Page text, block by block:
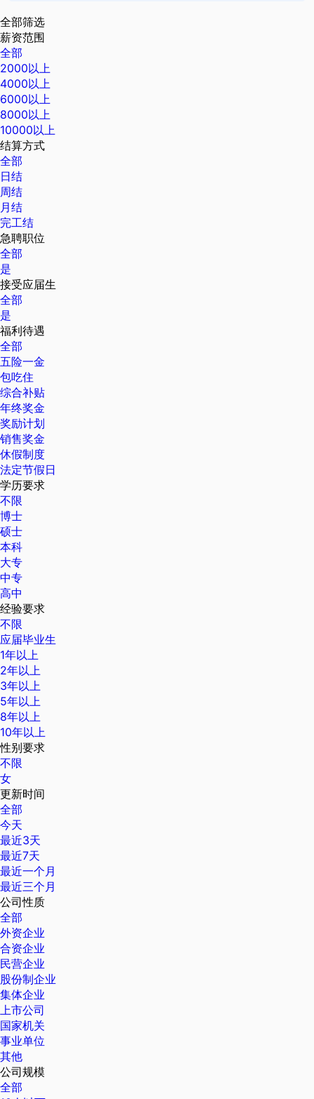
全部筛选
薪资范围
全部
2000以上
4000以上
6000以上
8000以上
10000以上
结算方式
全部
日结
周结
月结
完工结
急聘职位
全部
是
接受应届生
全部
是
福利待遇
全部
五险一金
包吃住
综合补贴
年终奖金
奖励计划
销售奖金
休假制度
法定节假日
学历要求
不限
博士
硕士
本科
大专
中专
高中
经验要求
不限
应届毕业生
1年以上
2年以上
3年以上
5年以上
8年以上
10年以上
性别要求
不限
女
更新时间
全部
今天
最近3天
最近7天
最近一个月
最近三个月
公司性质
全部
外资企业
合资企业
民营企业
股份制企业
集体企业
上市公司
国家机关
事业单位
其他
公司规模
全部